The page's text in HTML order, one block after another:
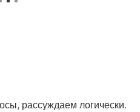
рассуждаем логически.